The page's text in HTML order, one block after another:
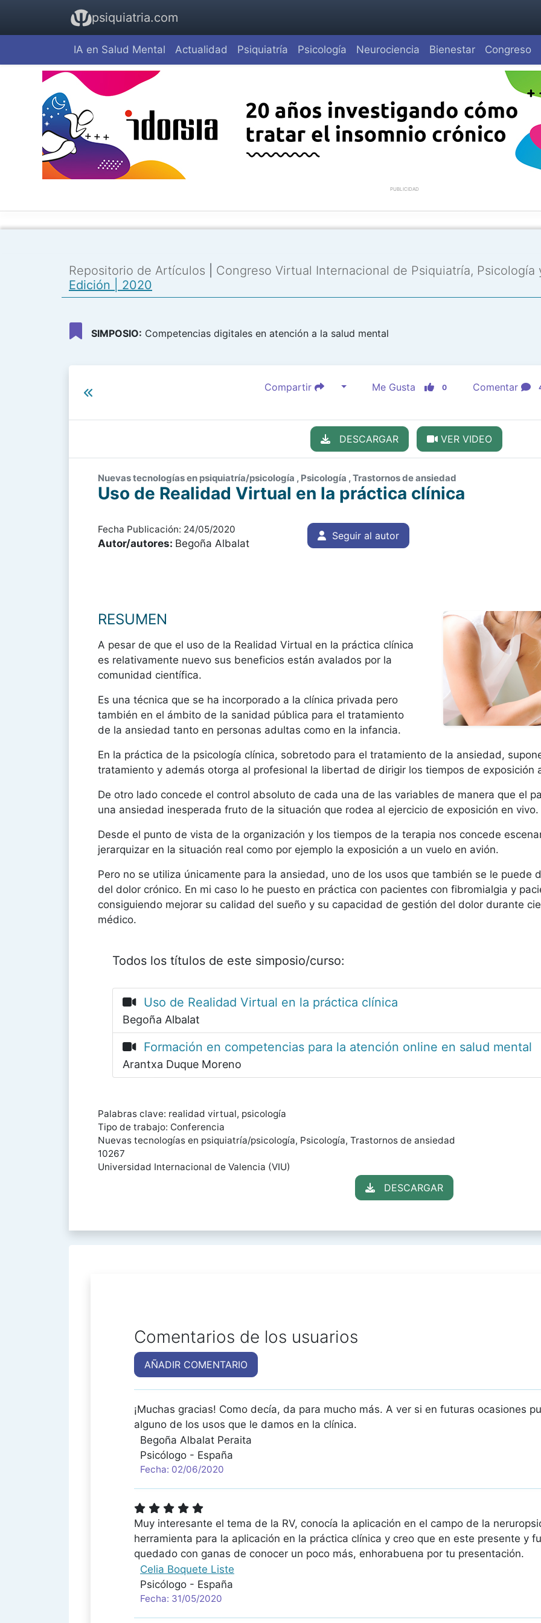
psiquiatria.com
IA en Salud Mental Actualidad Psiquiatría Psicología Neurociencia Bienestar Congreso
PUBLICIDAD
Repositorio de Artículos
Congreso Virtual Internacional de Psiquiatría,
Edición | 2020
SIMPOSIO: Competencias digitales en atención a la salud mental
Compartir Me Gusta 0 Comentar
DESCARGAR VER VIDEO
Nuevas tecnologías en psiquiatría/psicología , Psicología , Trastornos de ansiedad
Uso de Realidad Virtual en la práctica clínica
Fecha Publicación: 24/05/2020
Autor/autores: Begoña Albalat
Seguir al autor
RESUMEN
A pesar de que el uso de la Realidad Virtual en la práctica clínica
es relativamente nuevo sus beneficios están avalados por la
comunidad científica.
Es una técnica que se ha incorporado a la clínica privada pero
también en el ámbito de la sanidad pública para el tratamiento
de la ansiedad tanto en personas adultas como en la infancia.
En la práctica de la psicología clínica, sobretodo para el tratamiento de la ansiedad,
tratamiento y además otorga al profesional la libertad de dirigir los tiempos de
De otro lado concede el control absoluto de cada una de las variables de manera que el
una ansiedad inesperada fruto de la situación que rodea al ejercicio de exposición en vivo.
Desde el punto de vista de la organización y los tiempos de la terapia nos concede
jerarquizar en la situación real como por ejemplo la exposición a un vuelo en avión.
Pero no se utiliza únicamente para la ansiedad, uno de los usos que también se le puede
del dolor crónico. En mi caso lo he puesto en práctica con pacientes con fibromialgia y
consiguiendo mejorar su calidad del sueño y su capacidad de gestión del dolor durante
médico.
Todos los títulos de este simposio/curso:
Uso de Realidad Virtual en la práctica clínica
Begoña Albalat
Formación en competencias para la atención online en salud mental
Arantxa Duque Moreno
Palabras clave: realidad virtual, psicología
Tipo de trabajo: Conferencia
Nuevas tecnologías en psiquiatría/psicología, Psicología, Trastornos de ansiedad
10267
Universidad Internacional de Valencia (VIU)
DESCARGAR
Comentarios de los usuarios
AÑADIR COMENTARIO
¡Muchas gracias! Como decía, da para mucho más. A ver si en futuras ocasiones
alguno de los usos que le damos en la clínica.
Begoña Albalat Peraita
Psicólogo - España
Fecha: 02/06/2020
Muy interesante el tema de la RV, conocía la aplicación en el campo de la
herramienta para la aplicación en la práctica clínica y creo que en este presente y
quedado con ganas de conocer un poco más, enhorabuena por tu presentación.
Celia Boquete Liste
Psicólogo - España
Fecha: 31/05/2020